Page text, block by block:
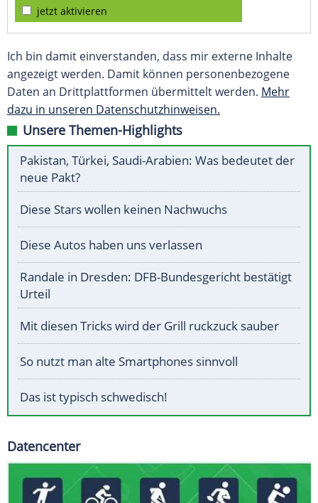
jetzt aktivieren
Ich bin damit einverstanden, dass mir externe Inhalte
angezeigt werden. Damit können personenbezogene
Daten an Drittplattformen übermittelt werden. Mehr
dazu in unseren Datenschutzhinweisen.
Unsere Themen-Highlights
Pakistan, Türkei, Saudi-Arabien: Was bedeutet der
neue Pakt?
Diese Stars wollen keinen Nachwuchs
Diese Autos haben uns verlassen
Randale in Dresden: DFB-Bundesgericht bestätigt
Urteil
Mit diesen Tricks wird der Grill ruckzuck sauber
So nutzt man alte Smartphones sinnvoll
Das ist typisch schwedisch!
Datencenter